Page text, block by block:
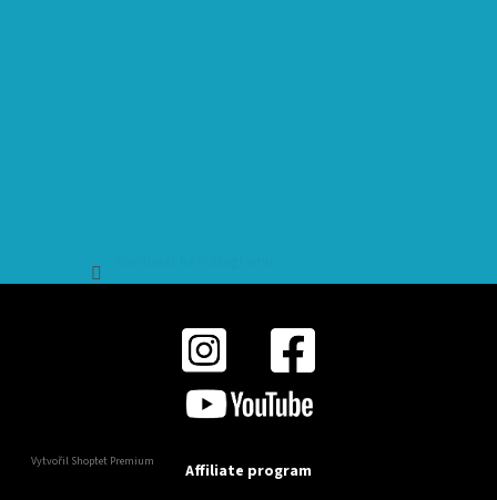
Vytvořil Shoptet Premium Affiliate program